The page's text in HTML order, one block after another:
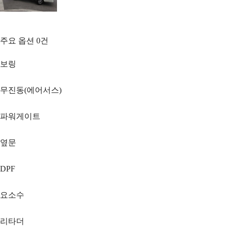
주요 옵션 0건
보링
무진동(에어서스)
파워게이트
옆문
DPF
요소수
리타더